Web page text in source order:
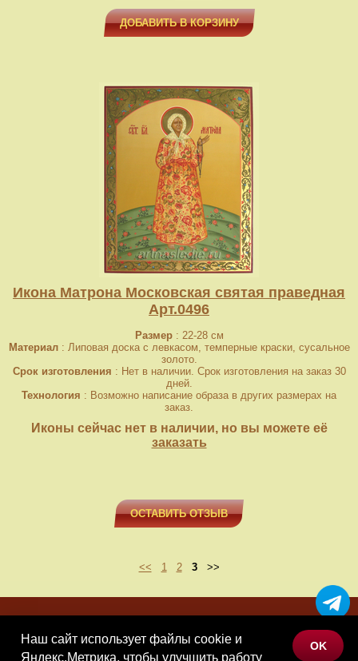
ДОБАВИТЬ В КОРЗИНУ
Икона Матрона Московская святая праведная
Арт.0496
Размер: 22-28 см
Материал: Липовая доска с левкасом, темперные краски, сусальное
золото.
Срок изготовления : Нет в наличии. Срок изготовления на заказ 30
дней.
Технология : Возможно написание образа в других размерах на
заказ.
Иконы сейчас нет в наличии, но вы можете её
заказать
ОСТАВИТЬ ОТЗЫВ
<< 1 2 3>>
КАТАЛОГ ТОВАРОВ
Наш сайт использует файлы cookie и
Яндекс.Метрика, чтобы улучшить работу
OK